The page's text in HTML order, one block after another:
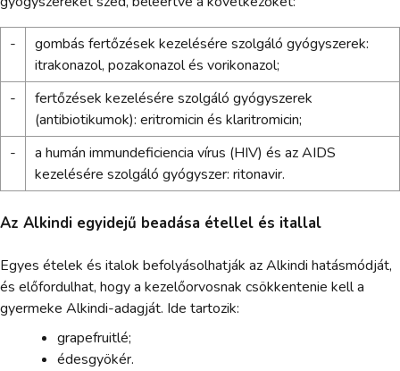
-
gombás fertőzések kezelésére szolgáló gyógyszerek:
itrakonazol, pozakonazol és vorikonazol;
-
fertőzések kezelésére szolgáló gyógyszerek
(antibiotikumok): eritromicin és klaritromicin;
-
a humán immundeficiencia vírus (HIV) és az AIDS
kezelésére szolgáló gyógyszer: ritonavir.
Az Alkindi egyidejű beadása étellel és itallal
Egyes ételek és italok befolyásolhatják az Alkindi hatásmódját,
és előfordulhat, hogy a kezelőorvosnak csökkentenie kell a
gyermeke Alkindi-adagját. Ide tartozik:
grapefruitlé;
édesgyökér.